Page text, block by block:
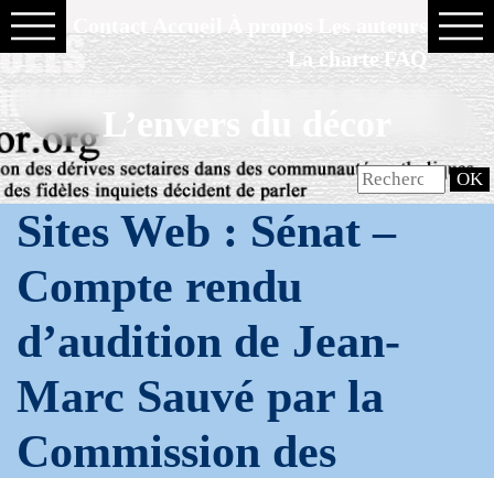
La charte FAQ
L’envers du décor
Sites Web : Sénat –
Compte rendu
d’audition de Jean-
Marc Sauvé par la
Commission des